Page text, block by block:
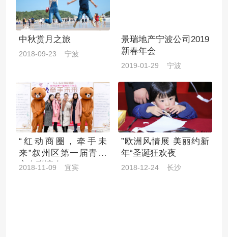
中秋赏月之旅
2018-09-23 宁波
景瑞地产宁波公司2019
新春年会
2019-01-29 宁波
“红动商圈，牵手未
来”叙州区第一届青年
交友联谊会
2018-11-09 宜宾
”欧洲风情展 美丽约新
年“圣诞狂欢夜
2018-12-24 长沙